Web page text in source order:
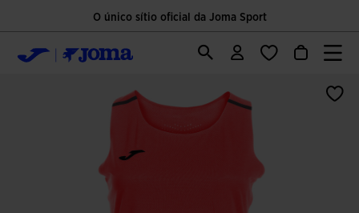
O único sítio oficial da Joma Sport